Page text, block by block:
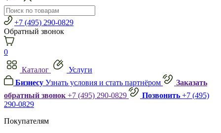
+7 (495) 290-0829
Обратный звонок
0
Каталог
Услуги
Бизнесу Узнать условия и стать партнёром
Заказать
обратный звонок +7 (495) 290-0829 Позвонить +7 (495)
290-0829
Покупателям